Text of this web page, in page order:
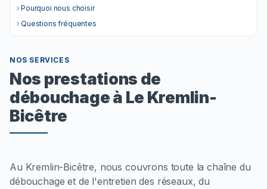
Pourquoi nous choisir
Questions fréquentes
NOS SERVICES
Nos prestations de
débouchage à Le Kremlin-
Bicêtre
Au Kremlin-Bicêtre, nous couvrons toute la chaîne du
débouchage et de l'entretien des réseaux, du